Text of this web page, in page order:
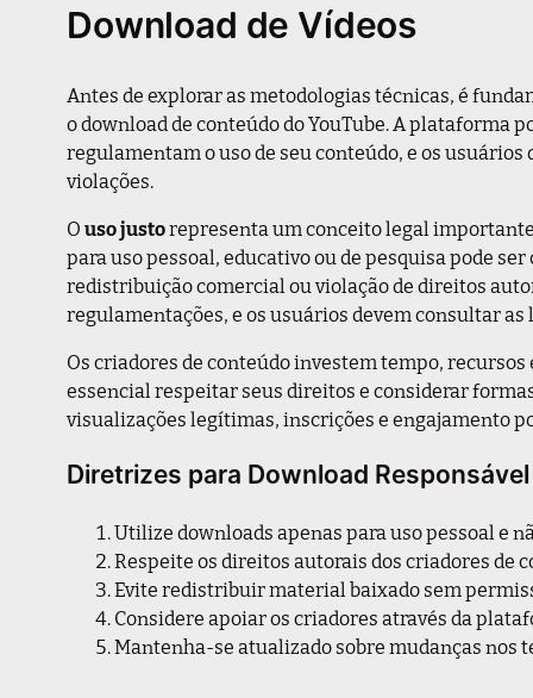
Download de Vídeos
Antes de explorar as metodologias técnicas, é
o download de conteúdo do YouTube. A plataforma
regulamentam o uso de seu conteúdo, e os
violações.
Ouso justorepresenta um conceito legal
para uso pessoal, educativo ou de pesquisa pode
redistribuição comercial ou violação de direitos
regulamentações, e os usuários devem consultar
Os criadores de conteúdo investem tempo,
essencial respeitar seus direitos e considerar
visualizações legítimas, inscrições e engajamento
Diretrizes para Download Responsável
Utilize downloads apenas para uso pessoal e
Respeite os direitos autorais dos criadores de
Evite redistribuir material baixado sem
Considere apoiar os criadores através da
Mantenha-se atualizado sobre mudanças nos